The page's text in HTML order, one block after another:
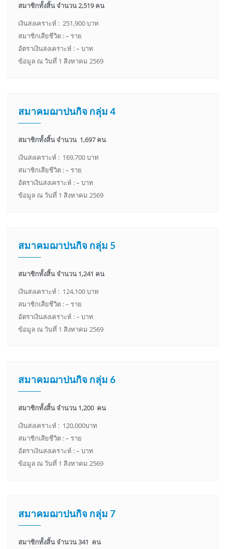
สมาชิกทั้งสิ้น จำนวน 2,519 คน
เงินสงเคราะห์ : 251,900 บาท
สมาชิกเสียชีวิต : – ราย
อัตราเงินสงเคราะห์ : – บาท
ข้อมูล ณ วันที่ 1 สิงหาคม 2569
สมาคมฌาปนกิจ กลุ่ม 4
สมาชิกทั้งสิ้น จำนวน 1,697 คน
เงินสงเคราะห์ : 169,700 บาท
สมาชิกเสียชีวิต : – ราย
อัตราเงินสงเคราะห์ : – บาท
ข้อมูล ณ วันที่ 1 สิงหาคม 2569
สมาคมฌาปนกิจ กลุ่ม 5
สมาชิกทั้งสิ้น จำนวน 1,241 คน
เงินสงเคราะห์ : 124,100 บาท
สมาชิกเสียชีวิต : – ราย
อัตราเงินสงเคราะห์ : – บาท
ข้อมูล ณ วันที่ 1 สิงหาคม 2569
สมาคมฌาปนกิจ กลุ่ม 6
สมาชิกทั้งสิ้น จำนวน 1,200 คน
เงินสงเคราะห์ : 120,000บาท
สมาชิกเสียชีวิต : – ราย
อัตราเงินสงเคราะห์ : – บาท
ข้อมูล ณ วันที่ 1 สิงหาคม 2569
สมาคมฌาปนกิจ กลุ่ม 7
สมาชิกทั้งสิ้น จำนวน 341 คน